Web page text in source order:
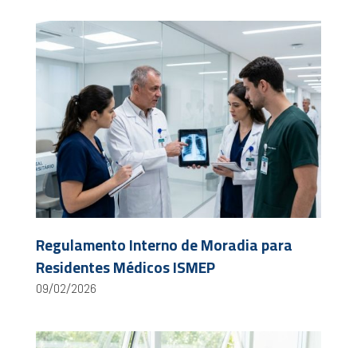
Regulamento Interno de Moradia para
Residentes Médicos ISMEP
09/02/2026